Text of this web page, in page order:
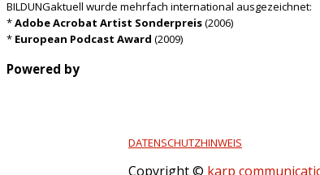
BILDUNGaktuell wurde mehrfach international ausgezeichnet:
*Adobe Acrobat Artist Sonderpreis(2006)
* European Podcast Award (2009)
Powered by
DATENSCHUTZHINWEIS
Copyright © karp